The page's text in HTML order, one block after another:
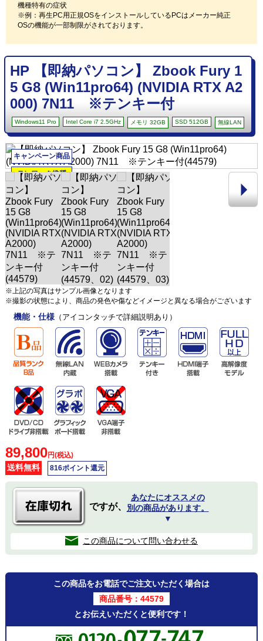
機種特有の症状
※例：再生PC用正規OSをインストールしているPCはメーカー純正
OSの機能が一部制限がされております。
HP 【即納パソコン】 Zbook Fury 1
5 G8 (Win11pro64) (NVIDIA RTX A2
000) 7N11 ※テンキー付
Windows11 Pro Intel Core i7 2.5GHz メモリ 32GB SSD 512GB 無線LAN
キャンペーン商品
テレワーク推奨
※上記の写真はサンプル画像となります
※撮影の状態により、商品の発色や傷などイメージと異なる場合がございます
機能・仕様（アイコンタッチで詳細説明あり）
89,800円(税込)
送料無料 816ポイント還元
ですが、
あなたにオススメの
別の商品があります。
▼
この商品について問い合わせる
この商品をお電話でご注文いただく場合は
商品番号：44579
とお伝えいただくと便利です！